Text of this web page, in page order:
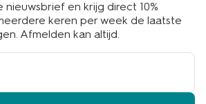
nieuwsbrief en krijg direct 10%
keren per week de laatste
Afmelden kan altijd.